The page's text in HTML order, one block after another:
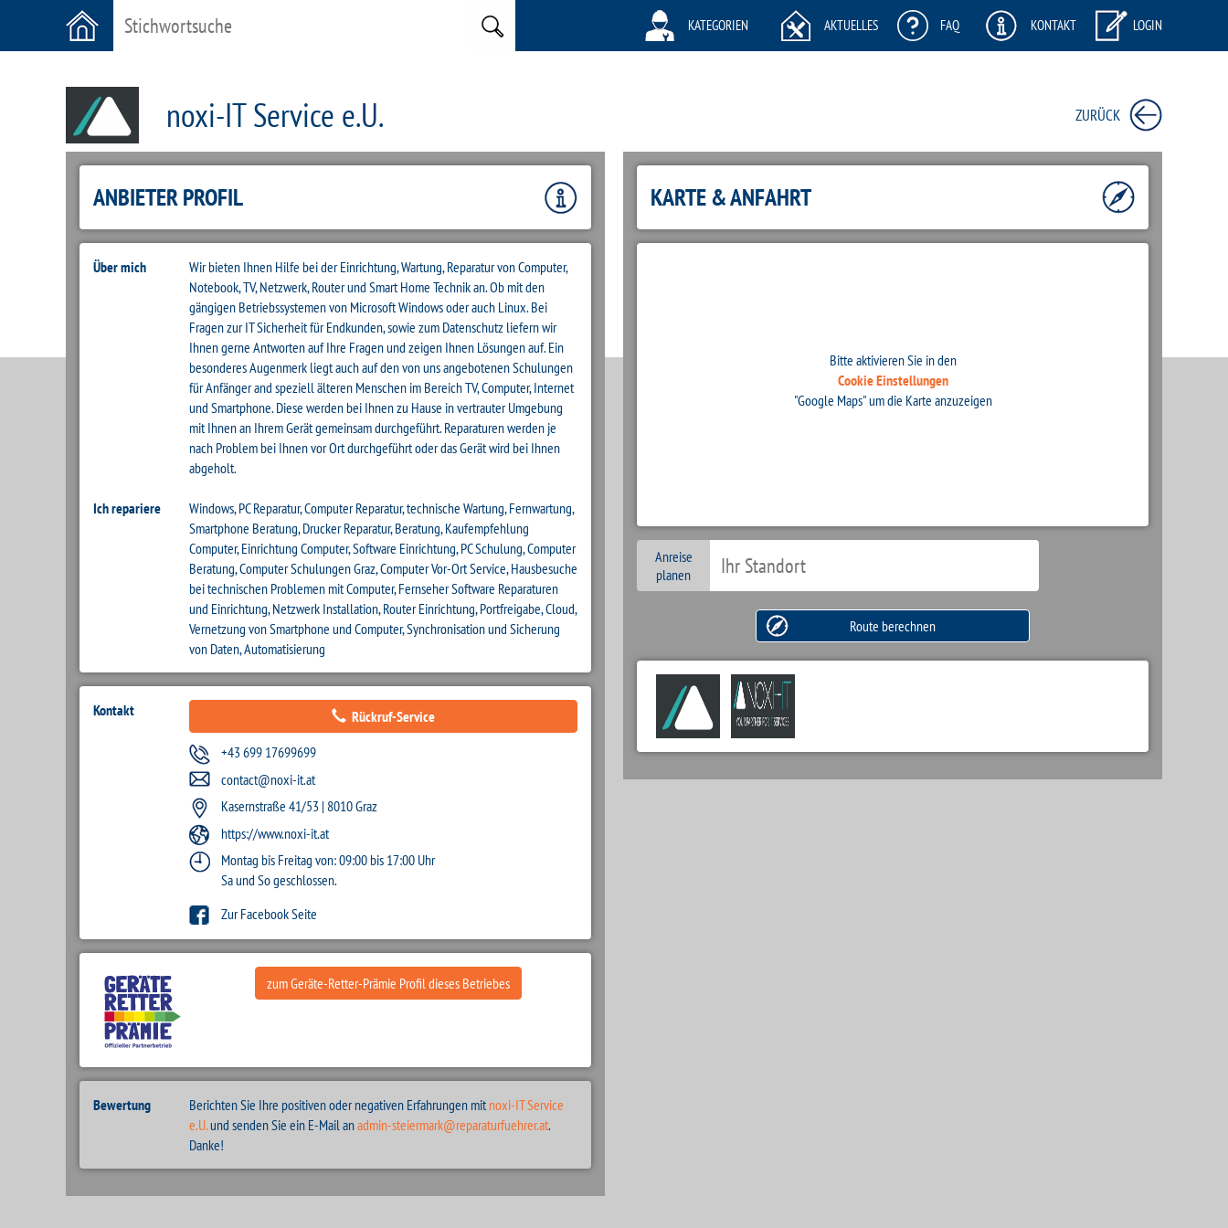
KATEGORIEN AKTUELLES FAQ KONTAKT LOGIN
noxi-IT Service e.U. ZURÜCK
ANBIETER PROFIL
Über mich
Wir bieten Ihnen Hilfe bei der Einrichtung, Wartung, Reparatur von Computer,
Notebook, TV, Netzwerk, Router und Smart Home Technik an. Ob mit den
gängigen Betriebssystemen von Microsoft Windows oder auch Linux. Bei
Fragen zur IT Sicherheit für Endkunden, sowie zum Datenschutz liefern wir
Ihnen gerne Antworten auf Ihre Fragen und zeigen Ihnen Lösungen auf. Ein
besonderes Augenmerk liegt auch auf den von uns angebotenen Schulungen
für Anfänger and speziell älteren Menschen im Bereich TV, Computer, Internet
und Smartphone. Diese werden bei Ihnen zu Hause in vertrauter Umgebung
mit Ihnen an Ihrem Gerät gemeinsam durchgeführt. Reparaturen werden je
nach Problem bei Ihnen vor Ort durchgeführt oder das Gerät wird bei Ihnen
abgeholt.
Ich repariere
Windows, PC Reparatur, Computer Reparatur, technische Wartung, Fernwartung,
Smartphone Beratung, Drucker Reparatur, Beratung, Kaufempfehlung
Computer, Einrichtung Computer, Software Einrichtung, PC Schulung, Computer
Beratung, Computer Schulungen Graz, Computer Vor-Ort Service, Hausbesuche
bei technischen Problemen mit Computer, Fernseher Software Reparaturen
und Einrichtung, Netzwerk Installation, Router Einrichtung, Portfreigabe, Cloud,
Vernetzung von Smartphone und Computer, Synchronisation und Sicherung
von Daten, Automatisierung
Kontakt
Rückruf-Service
+43 699 17699699
contact@noxi-it.at
Kasernstraße 41/53 | 8010 Graz
https://www.noxi-it.at
Montag bis Freitag von: 09:00 bis 17:00 Uhr
Sa und So geschlossen.
Zur Facebook Seite
zum Geräte-Retter-Prämie Profil dieses Betriebes
Bewertung Berichten Sie Ihre positiven oder negativen Erfahrungen mit noxi-IT Service
e.U.und senden Sie ein E-Mail anadmin-steiermark@reparaturfuehrer.at.
Danke!
KARTE & ANFAHRT
Bitte aktivieren Sie in den
Cookie Einstellungen
"Google Maps" um die Karte anzuzeigen
Anreise
planen